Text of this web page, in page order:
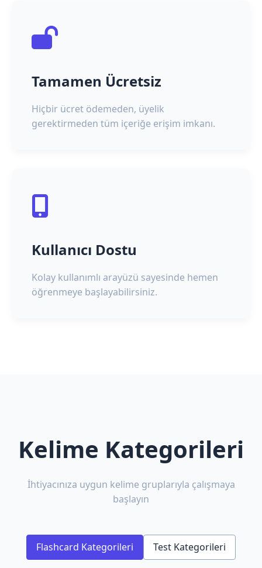
Tamamen Ücretsiz
Hiçbir ücret ödemeden, üyelik
gerektirmeden tüm içeriğe erişim imkanı.
Kullanıcı Dostu
Kolay kullanımlı arayüzü sayesinde hemen
öğrenmeye başlayabilirsiniz.
Kelime Kategorileri
İhtiyacınıza uygun kelime gruplarıyla çalışmaya
başlayın
Flashcard Kategorileri Test Kategorileri